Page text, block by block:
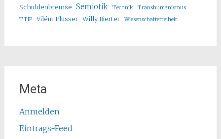
Schuldenbremse Semiotik Technik
Transhumanismus
TTIP
Vilém Flusser Willy Bierter Wissenschaftsfreiheit
Meta
Anmelden
Eintrags-Feed